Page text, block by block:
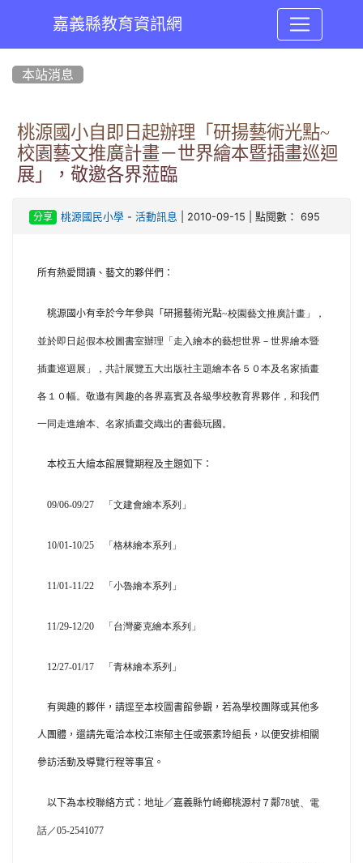
嘉義縣教育資訊網
本站消息
桃源國小自即日起辦理「研揚藝術光點~
校園藝文推廣計畫－世界繪本暨插畫巡迴
展」，敬邀各界蒞臨
分享 桃源國民小學- 活動訊息 | 2010-09-15 | 點閱數： 695
所有熱愛閱讀、藝文的夥伴們：
桃源國小有幸於今年參與「研揚藝術光點~校園藝文推廣計畫」，
並於即日起假本校圖書室辦理「走入繪本的藝想世界－世界繪本暨
插畫巡迴展」，共計展覽五大出版社主題繪本各５０本及名家插畫
各１０幅。敬邀有興趣的各界嘉賓及各級學校教育界夥伴，和我們
一同走進繪本、名家插畫交織出的書藝玩國。
本校五大繪本館展覽期程及主題如下：
09/06-09/27 「文建會繪本系列」
10/01-10/25 「格林繪本系列」
11/01-11/22 「小魯繪本系列」
11/29-12/20 「台灣麥克繪本系列」
12/27-01/17 「青林繪本系列」
有興趣的夥伴，請逕至本校圖書館參觀，若為學校團隊或其他多
人團體，還請先電洽本校江崇郁主任或張素玲組長，以便安排相關
參訪活動及導覽行程等事宜。
以下為本校聯絡方式：地址／嘉義縣竹崎鄉桃源村７鄰78號、電
話／05-2541077